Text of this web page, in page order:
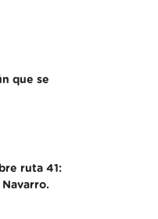
que se
ruta 41: